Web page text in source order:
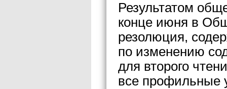
Результатом
конце июня в
резолюция,
по изменению
для второго
все профильные